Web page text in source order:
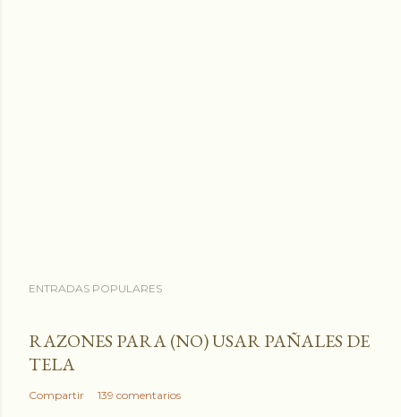
ENTRADAS POPULARES
RAZONES PARA (NO) USAR PAÑALES DE
TELA
Compartir 139 comentarios